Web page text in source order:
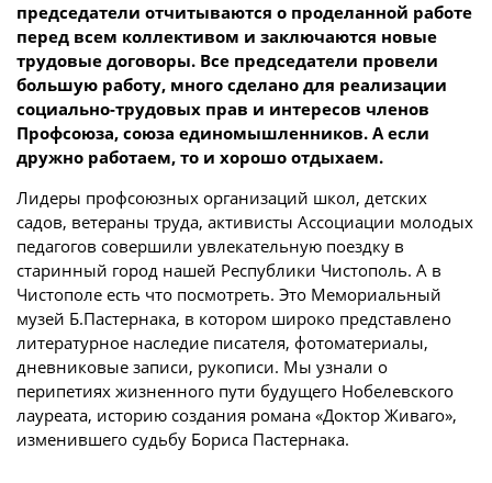
председатели отчитываются о проделанной работе
перед всем коллективом и заключаются новые
трудовые договоры. Все председатели провели
большую работу, много сделано для реализации
социально-трудовых прав и интересов членов
Профсоюза, союза единомышленников. А если
дружно работаем, то и хорошо отдыхаем.
Лидеры профсоюзных организаций школ, детских
садов, ветераны труда, активисты Ассоциации молодых
педагогов совершили увлекательную поездку в
старинный город нашей Республики Чистополь. А в
Чистополе есть что посмотреть. Это Мемориальный
музей Б.Пастернака, в котором широко представлено
литературное наследие писателя, фотоматериалы,
дневниковые записи, рукописи. Мы узнали о
перипетиях жизненного пути будущего Нобелевского
лауреата, историю создания романа «Доктор Живаго»,
изменившего судьбу Бориса Пастернака.